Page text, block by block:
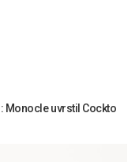
Monocle uvrstil Cockto